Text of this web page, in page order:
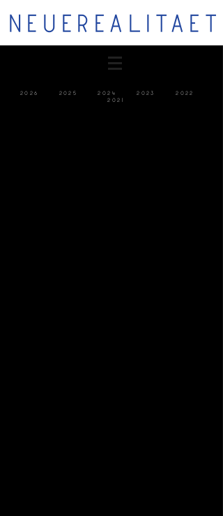
NEUEREALITAET
2026 2025 2024 2023
2022
2021